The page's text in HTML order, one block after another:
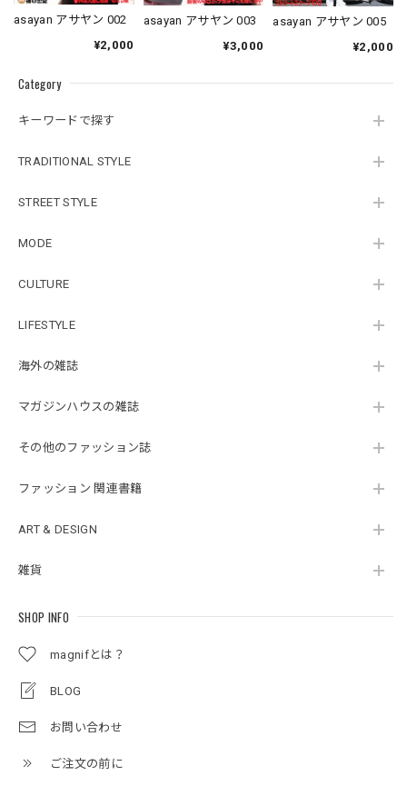
Category
キーワードで探す
TRADITIONAL STYLE
STREET STYLE
MODE
CULTURE
LIFESTYLE
海外の雑誌
マガジンハウスの雑誌
その他のファッション誌
ファッション 関連書籍
ART & DESIGN
雑貨
SHOP INFO
magnifとは？
BLOG
お問い合わせ
ご注文の前に
asayan アサヤン 002
¥2,000
asayan アサヤン 003
¥3,000
asayan アサヤン 005
¥2,000